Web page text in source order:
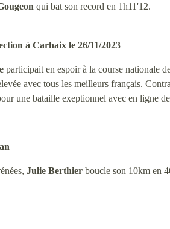
qui bat son record en 1h11'12.
à Carhaix le 26/11/2023
participait en espoir à la course nationale
avec tous les meilleurs français.
une bataille exeptionnel avec en ligne
Julie Berthier boucle son 10km en